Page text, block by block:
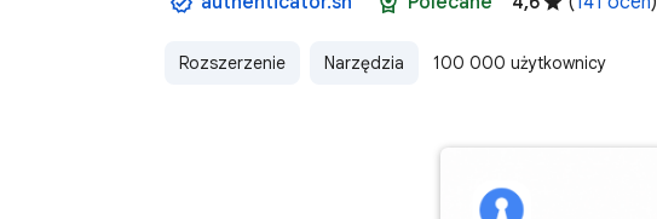
Rozszerzenie Narzędzia 100 000 użytkownicy